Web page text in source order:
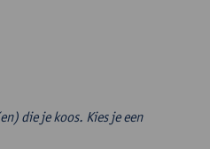
die je koos. Kies je een